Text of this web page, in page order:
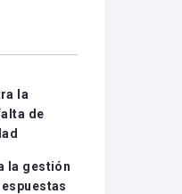
disminuir
el
la
de
la gestión